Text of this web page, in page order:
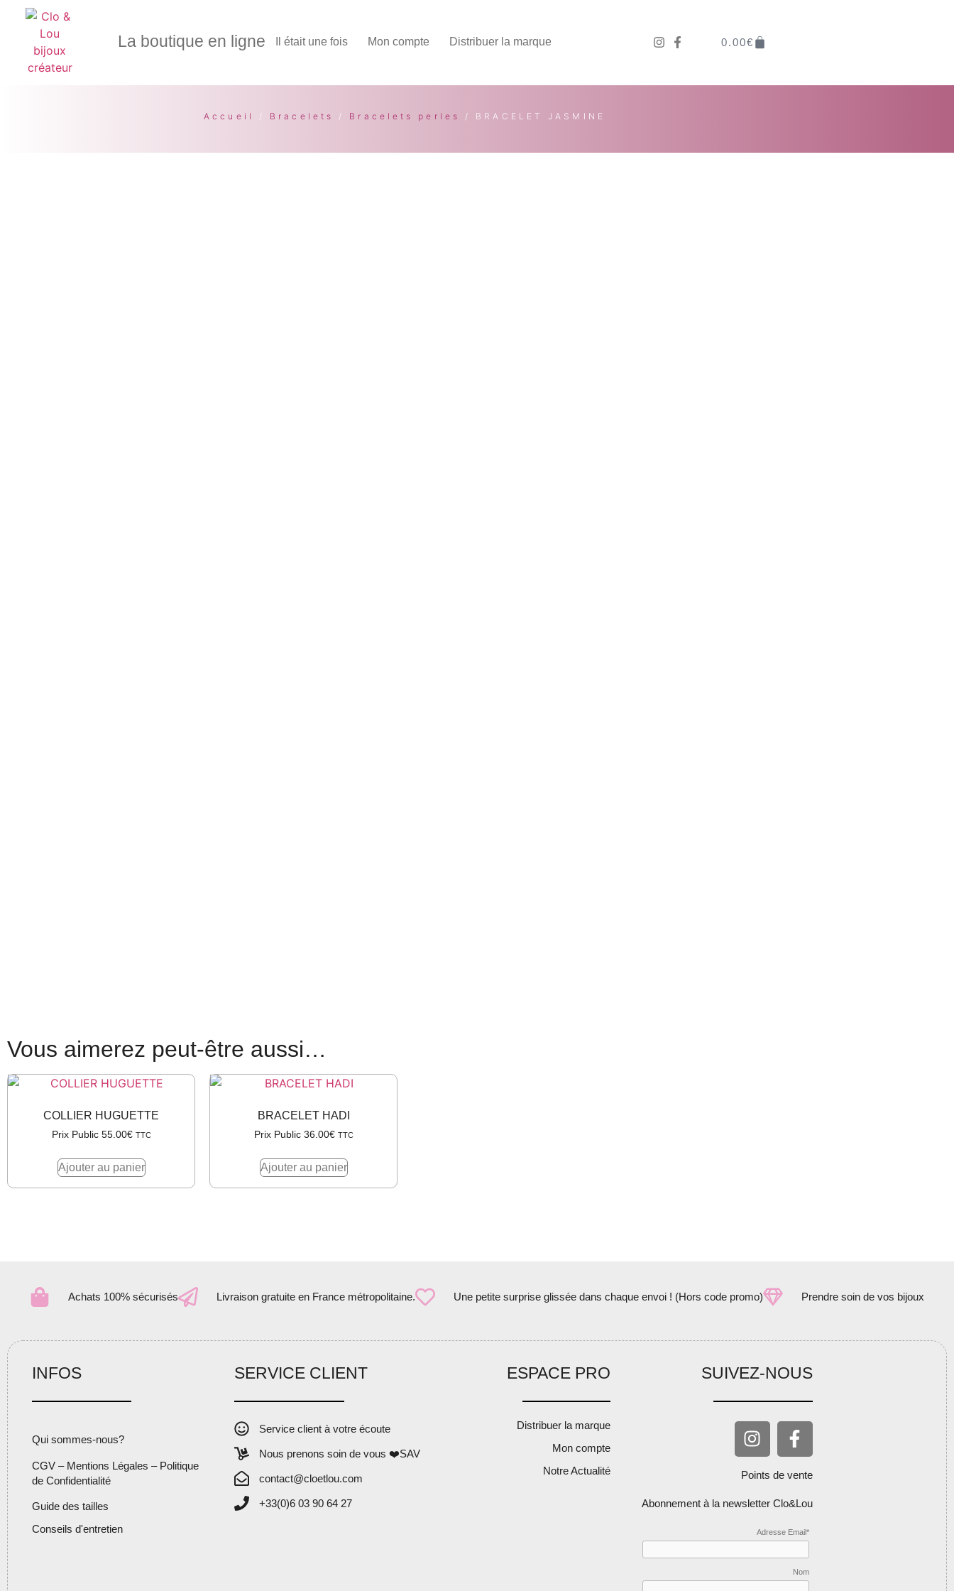
La boutique en ligne Il était une fois Mon compte Distribuer la marque 0.00€
Accueil / Bracelets / Bracelets perles / BRACELET JASMINE
Vous aimerez peut-être aussi…
COLLIER HUGUETTE
Prix Public 55.00€ TTC
Ajouter au panier
BRACELET HADI
Prix Public 36.00€ TTC
Ajouter au panier
Achats 100% sécurisés Livraison gratuite en France métropolitaine. Une petite surprise glissée dans chaque envoi ! (Hors code promo) Prendre soin de vos bijoux
INFOS
Qui sommes-nous?
CGV – Mentions Légales – Politique
de Confidentialité
Guide des tailles
Conseils d'entretien
SERVICE CLIENT
Service client à votre écoute
Nous prenons soin de vous ❤️SAV
contact@cloetlou.com
+33(0)6 03 90 64 27
ESPACE PRO
Distribuer la marque
Mon compte
Notre Actualité
SUIVEZ-NOUS
Points de vente
Abonnement à la newsletter Clo&Lou
Adresse Email*
Nom